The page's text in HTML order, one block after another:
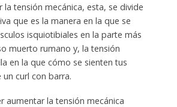
la tensión mecánica, esta, se divide
que es la manera en la que se
isquiotibiales en la parte más
muerto rumano y, la tensión
en la que cómo se sienten tus
curl con barra.
aumentar la tensión mecánica